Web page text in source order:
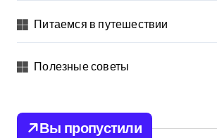
Питаемся в путешествии
Полезные советы
Вы пропустили